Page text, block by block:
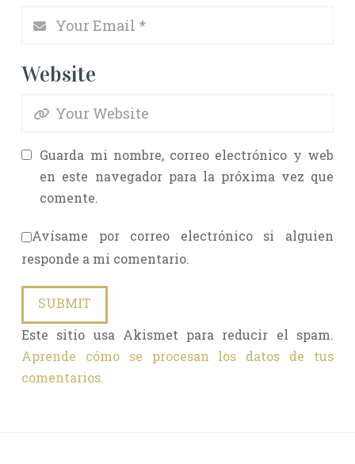
Website
Guarda mi nombre, correo electrónico y web
en este navegador para la próxima vez que
comente.
Avísame por correo electrónico si alguien
responde a mi comentario.
Este sitio usa Akismet para reducir el spam.
Aprende cómo se procesan los datos de tus
comentarios.